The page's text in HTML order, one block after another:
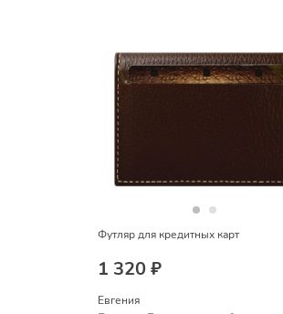
Футляр для кредитных карт
1 320 ₽
Евгения